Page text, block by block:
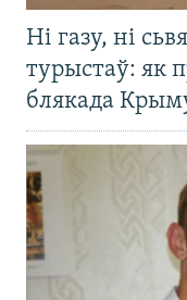
Ні газу, ні
турыстаў: як
блякада